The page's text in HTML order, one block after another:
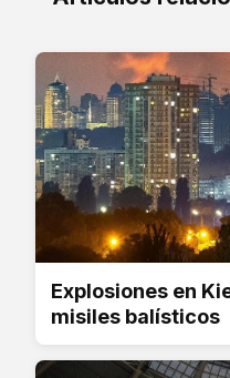
Explosiones en
misiles balísticos